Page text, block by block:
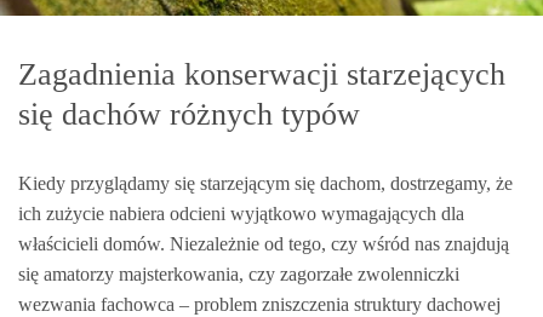
Zagadnienia konserwacji starzejących
się dachów różnych typów
Kiedy przyglądamy się starzejącym się dachom, dostrzegamy, że
ich zużycie nabiera odcieni wyjątkowo wymagających dla
właścicieli domów. Niezależnie od tego, czy wśród nas znajdują
się amatorzy majsterkowania, czy zagorzałe zwolenniczki
wezwania fachowca – problem zniszczenia struktury dachowej